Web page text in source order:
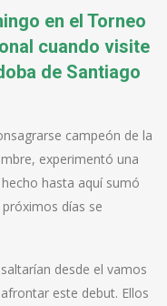
en el Torneo
cuando visite
de Santiago
campeón de la
experimentó una
hasta aquí sumó
días se
desde el vamos
este debut. Ellos